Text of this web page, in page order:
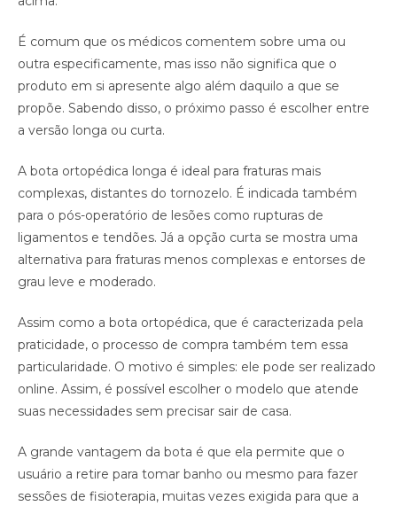
É comum que os médicos comentem sobre uma ou
outra especificamente, mas isso não significa que o
produto em si apresente algo além daquilo a que se
propõe. Sabendo disso, o próximo passo é escolher entre
a versão longa ou curta.
A bota ortopédica longa é ideal para fraturas mais
complexas, distantes do tornozelo. É indicada também
para o pós-operatório de lesões como rupturas de
ligamentos e tendões. Já a opção curta se mostra uma
alternativa para fraturas menos complexas e entorses de
grau leve e moderado.
Assim como a bota ortopédica, que é caracterizada pela
praticidade, o processo de compra também tem essa
particularidade. O motivo é simples: ele pode ser realizado
online. Assim, é possível escolher o modelo que atende
suas necessidades sem precisar sair de casa.
A grande vantagem da bota é que ela permite que o
usuário a retire para tomar banho ou mesmo para fazer
sessões de fisioterapia, muitas vezes exigida para que a